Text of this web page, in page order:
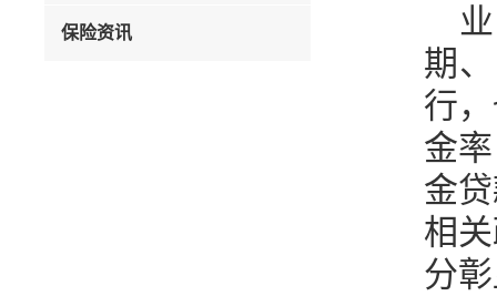
保险资讯
期
行
金
金
相
分